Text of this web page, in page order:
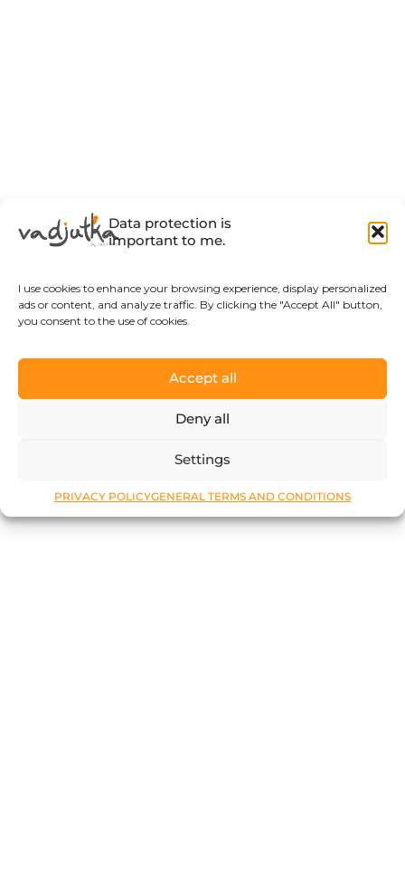
Data protection is
important to me.
I use cookies to enhance your browsing experience, display personalized
ads or content, and analyze traffic. By clicking the "Accept All" button,
you consent to the use of cookies.
Accept all
Deny all
Settings
PRIVACY POLICYGENERAL TERMS AND CONDITIONS